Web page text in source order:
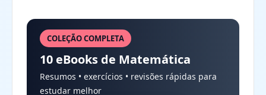
COLEÇÃO COMPLETA
10 eBooks de Matemática
Resumos • exercícios • revisões rápidas para
estudar melhor